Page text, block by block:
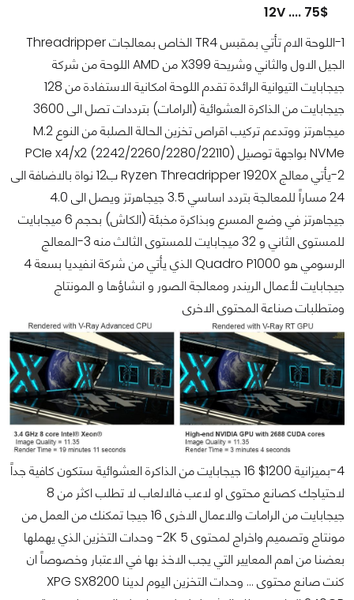
12V .... 75$
1-اللوحة الام تأتي بمقبس TR4 الخاص بمعالجات Threadripper
الجيل الاول والثاني وشريحة X399 من AMD اللوحة من شركة
جيجابايت التيوانية الرائدة تقدم اللوحة امكانية الاستفادة من 128
جيجابايت من الذاكرة العشوائية (الرامات) بترددات تصل الى 3600
ميجاهرتز ووتدعم تركيب اقراص تخزين الحالة الصلبة من النوع M.2
NVMe بواجهة توصيل PCIe x4/x2 (2242/2260/2280/22110)
2-يأتي معالج Ryzen Threadripper 1920X ب12 نواة بالاضافة الى
24 مساراً للمعالجة بتردد اساسي 3.5 جيجاهرتز ويصل الى 4.0
جيجاهرتز في وضع المسرع وبذاكرة مخبئة (الكاش) بحجم 6 ميجابايت
للمستوى الثاني و 32 ميجابايت للمستوى الثالث منه 3-المعالج
الرسومي هو Quadro P1000 الذي يأتي من شركة انفيديا بسعة 4
جيجابايت لأعمال الريندر ومعالجة الصور و انشاؤها و المونتاج
ومتطلبات صناعة المحتوى الاخرى
4-بميزانية 1200$ 16 جيجابايت من الذاكرة العشوائية ستكون كافية جداً
لاحتياجك كصانع محتوى او لاعب فالالعاب لا تطلب اكثر من 8
جيجابايت من الرامات والاعمال الاخرى 16 جيجا تمكنك من العمل من
مونتاج وتصميم واخراج لمحتوى 2K 5- وحدات التخزين الذي يهملها
بعضنا من اهم المعايير التي يجب الاخذ بها في الاعتبار وخصوصاً ان
كنت صانع محتوى ... وحدات التخزين اليوم لدينا XPG SX8200